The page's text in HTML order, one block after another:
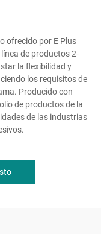
ofrecido por E Plus
de productos 2-
la flexibilidad y
los requisitos de
Producido con
de productos de la
de las industrias